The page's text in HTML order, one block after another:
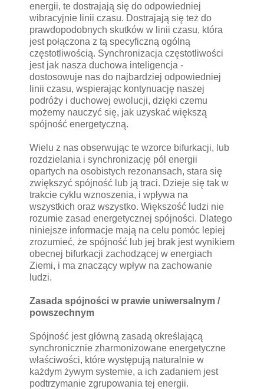
energii, te dostrajają się do odpowiedniej
wibracyjnie linii czasu. Dostrajają się też do
prawdopodobnych skutków w linii czasu, która
jest połączona z tą specyficzną ogólną
częstotliwością. Synchronizacja częstotliwości
jest jak nasza duchowa inteligencja -
dostosowuje nas do najbardziej odpowiedniej
linii czasu, wspierając kontynuację naszej
podróży i duchowej ewolucji, dzięki czemu
możemy nauczyć się, jak uzyskać większą
spójność energetyczną.
Wielu z nas obserwując te wzorce bifurkacji, lub
rozdzielania i synchronizację pól energii
opartych na osobistych rezonansach, stara się
zwiększyć spójność lub ją traci. Dzieje się tak w
trakcie cyklu wznoszenia, i wpływa na
wszystkich oraz wszystko. Większość ludzi nie
rozumie zasad energetycznej spójności. Dlatego
niniejsze informacje mają na celu pomóc lepiej
zrozumieć, że spójność lub jej brak jest wynikiem
obecnej bifurkacji zachodzącej w energiach
Ziemi, i ma znaczący wpływ na zachowanie
ludzi.
Zasada spójności w prawie uniwersalnym /
powszechnym
Spójność jest główną zasadą określającą
synchronicznie zharmonizowane energetyczne
właściwości, które występują naturalnie w
każdym żywym systemie, a ich zadaniem jest
podtrzymanie zgrupowania tej energii.